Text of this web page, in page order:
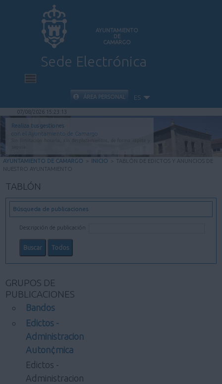
AYUNTAMIENTO
DE
CAMARGO
Sede Electrónica
INICIO
INFORMACIÓN PÚBLICA
CARPETA CIUDADANA
VALIDACIÓN DE DOCUMENTOS
AYUDA
ÁREA PERSONAL ES
07/08/2026 15:23:14
Realiza tus gestiones
con el Ayuntamiento de Camargo
AYUNTAMIENTO DE CAMARGO > INICIO > TABLÓN DE EDICTOS Y ANUNCIOS DE
NUESTRO AYUNTAMIENTO
TABLÓN
Búsqueda de publicaciones
Descripción de publicación
GRUPOS DE
PUBLICACIONES
Bandos
Edictos -
Administracion
Auton¢mica
Edictos -
Administracion